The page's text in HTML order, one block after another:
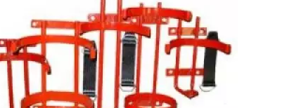
на частибез переплат
График платежей